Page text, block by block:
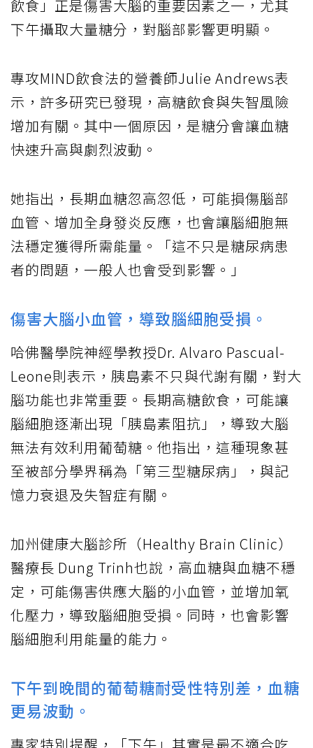
飲食」正是傷害大腦的重要因素之一，尤其
下午攝取大量糖分，對腦部影響更明顯。
專攻MIND飲食法的營養師Julie Andrews表
示，許多研究已發現，高糖飲食與失智風險
增加有關。其中一個原因，是糖分會讓血糖
快速升高與劇烈波動。
她指出，長期血糖忽高忽低，可能損傷腦部
血管、增加全身發炎反應，也會讓腦細胞無
法穩定獲得所需能量。「這不只是糖尿病患
者的問題，一般人也會受到影響。」
傷害大腦小血管，導致腦細胞受損。
哈佛醫學院神經學教授Dr. Alvaro Pascual-
Leone則表示，胰島素不只與代謝有關，對大
腦功能也非常重要。長期高糖飲食，可能讓
腦細胞逐漸出現「胰島素阻抗」，導致大腦
無法有效利用葡萄糖。他指出，這種現象甚
至被部分學界稱為「第三型糖尿病」，與記
憶力衰退及失智症有關。
加州健康大腦診所（Healthy Brain Clinic）
醫療長 Dung Trinh也說，高血糖與血糖不穩
定，可能傷害供應大腦的小血管，並增加氧
化壓力，導致腦細胞受損。同時，也會影響
腦細胞利用能量的能力。
下午到晚間的葡萄糖耐受性特別差，血糖
更易波動。